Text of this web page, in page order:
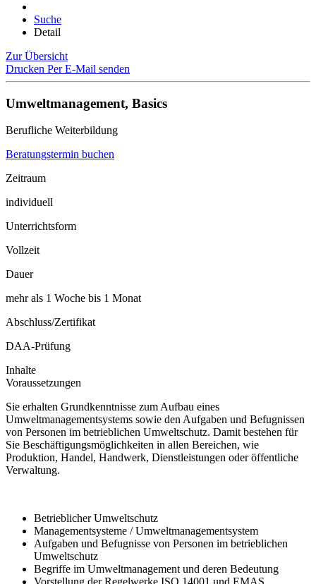
Suche
Detail
Zur Übersicht
Drucken Per E-Mail senden
Umweltmanagement, Basics
Berufliche Weiterbildung
Beratungstermin buchen
Zeitraum
individuell
Unterrichtsform
Vollzeit
Dauer
mehr als 1 Woche bis 1 Monat
Abschluss/Zertifikat
DAA-Prüfung
Inhalte
Voraussetzungen
Sie erhalten Grundkenntnisse zum Aufbau eines
Umweltmanagementsystems sowie den Aufgaben und Befugnissen
von Personen im betrieblichen Umweltschutz. Damit bestehen für
Sie Beschäftigungsmöglichkeiten in allen Bereichen, wie
Produktion, Handel, Handwerk, Dienstleistungen oder öffentliche
Verwaltung.
Betrieblicher Umweltschutz
Managementsysteme / Umweltmanagementsystem
Aufgaben und Befugnisse von Personen im betrieblichen
Umweltschutz
Begriffe im Umweltmanagement und deren Bedeutung